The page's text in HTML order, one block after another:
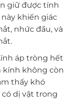
giữ được tính
khiến giác
nhức đầu, và
áp tròng hết
kính không còn
thấy khó
có dị vật trong